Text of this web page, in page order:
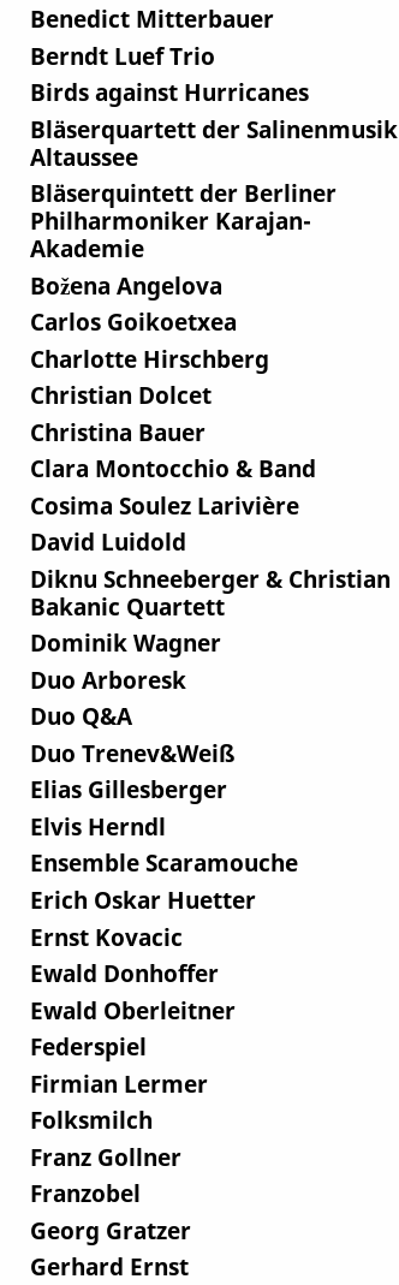
Benedict Mitterbauer
Berndt Luef Trio
Birds against Hurricanes
Bläserquartett der Salinenmusik
Altaussee
Bläserquintett der Berliner
Philharmoniker Karajan-
Akademie
Božena Angelova
Carlos Goikoetxea
Charlotte Hirschberg
Christian Dolcet
Christina Bauer
Clara Montocchio & Band
Cosima Soulez Larivière
David Luidold
Diknu Schneeberger & Christian
Bakanic Quartett
Dominik Wagner
Duo Arboresk
Duo Q&A
Duo Trenev&Weiß
Elias Gillesberger
Elvis Herndl
Ensemble Scaramouche
Erich Oskar Huetter
Ernst Kovacic
Ewald Donhoffer
Ewald Oberleitner
Federspiel
Firmian Lermer
Folksmilch
Franz Gollner
Franzobel
Georg Gratzer
Gerhard Ernst